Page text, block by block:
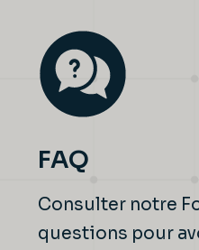
FAQ
Consulter notre
questions pour